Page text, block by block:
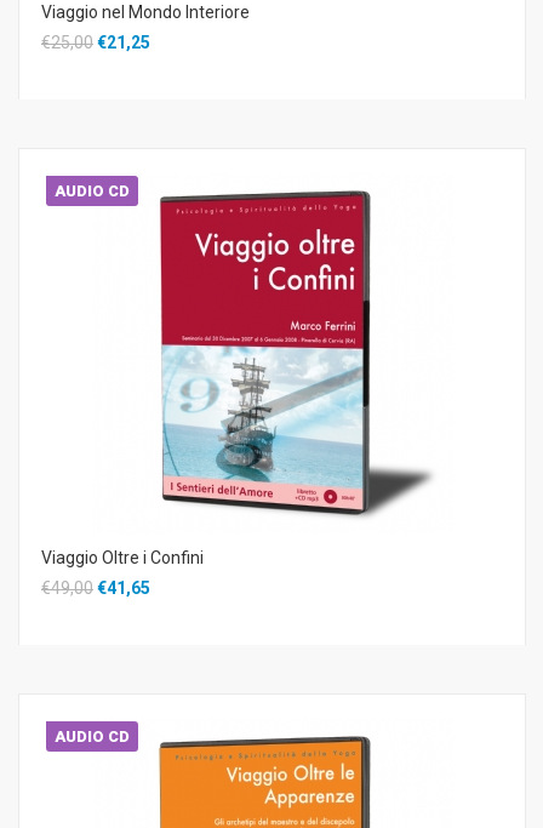
Viaggio nel Mondo Interiore
€25,00€21,25
AUDIO CD
Viaggio Oltre i Confini
€49,00€41,65
AUDIO CD